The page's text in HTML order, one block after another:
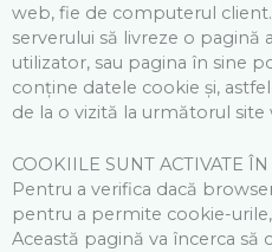
web, fie de computerul
serverului să livreze o pagină
utilizator, sau pagina în sine
conține datele cookie și,
de la o vizită la următorul site
COOKIILE SUNT ACTIVATE
Pentru a verifica dacă
pentru a permite cookie-
Această pagină va încerca să